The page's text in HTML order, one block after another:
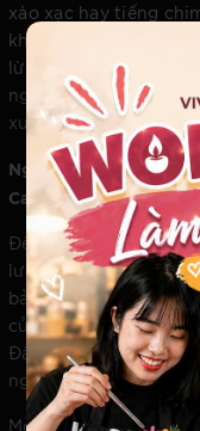
xào xạc hay tiếng
khí mới mẻ. Khứu
lừa cơ thể rằng bạn
nguyên sinh, hít căng
xua tan mọi áp lực đô
Nghệ Thuật Giám
Candles
Để đạt được đỉnh cao
lượng của nguồn
bản nhạc dù hay đến
của những loại sáp
Đây chính là lúc giá
ngôi.
Một tác phẩm nến